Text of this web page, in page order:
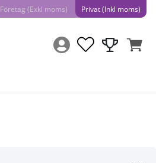
Företag (Exkl moms) Privat (Inkl moms)